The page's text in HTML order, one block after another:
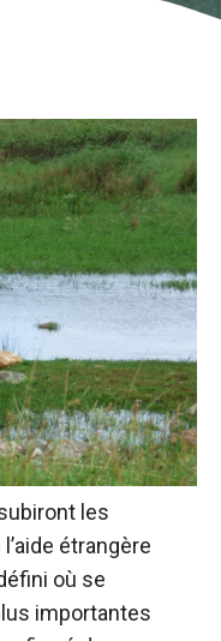
les
étrangère
où se
importantes